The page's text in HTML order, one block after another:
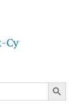
Су
Search